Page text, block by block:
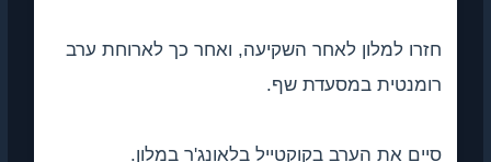
חזרו למלון לאחר השקיעה, ואחר כך לארוחת ערב
רומנטית במסעדת שף.
סיים את הערב בקוקטייל בלאונג'ר במלון.